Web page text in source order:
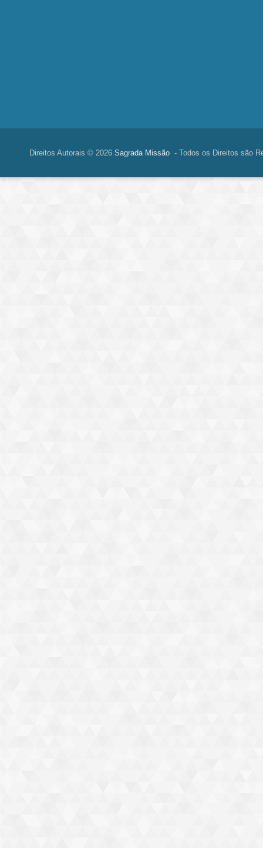
Direitos Autorais © 2026 Sagrada Missão - Todos os Direitos são